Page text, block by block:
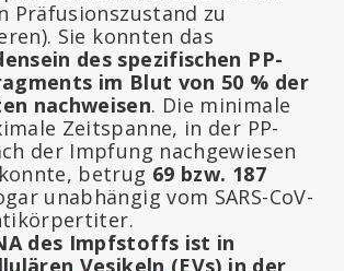
Präfusionszustand zu
Sie konnten das
des spezifischen PP-
im Blut von 50 % der
nachweisen. Die minimale
Zeitspanne, in der PP-
der Impfung nachgewiesen
betrug 69 bzw. 187
unabhängig vom SARS-CoV-
des Impfstoffs ist in
Vesikeln (EVs) in der